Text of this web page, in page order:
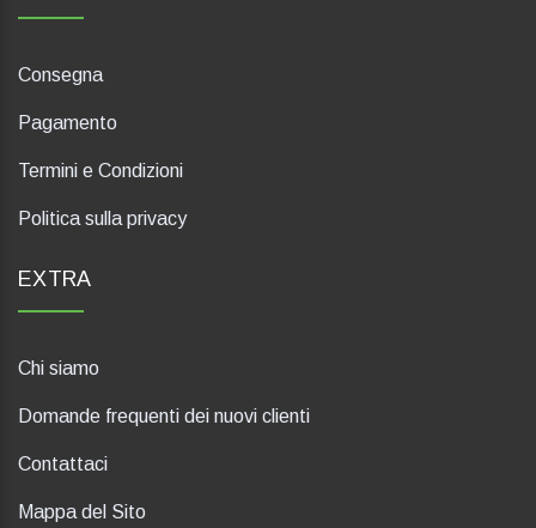
Consegna
Pagamento
Termini e Condizioni
Politica sulla privacy
EXTRA
Chi siamo
Domande frequenti dei nuovi clienti
Contattaci
Mappa del Sito